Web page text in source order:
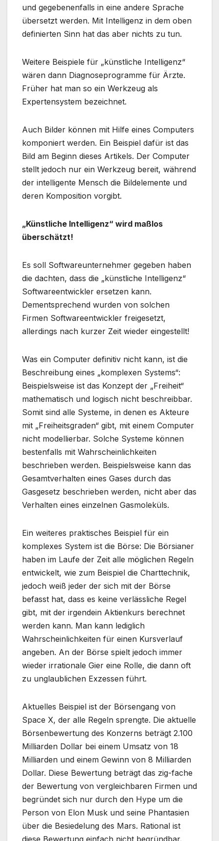
und gegebenenfalls in eine andere Sprache
übersetzt werden. Mit Intelligenz in dem oben
definierten Sinn hat das aber nichts zu tun.
Weitere Beispiele für „künstliche Intelligenz“
wären dann Diagnoseprogramme für Ärzte.
Früher hat man so ein Werkzeug als
Expertensystem bezeichnet.
Auch Bilder können mit Hilfe eines Computers
komponiert werden. Ein Beispiel dafür ist das
Bild am Beginn dieses Artikels. Der Computer
stellt jedoch nur ein Werkzeug bereit, während
der intelligente Mensch die Bildelemente und
deren Komposition vorgibt.
„Künstliche Intelligenz“ wird maßlos
überschätzt!
Es soll Softwareunternehmer gegeben haben
die dachten, dass die „künstliche Intelligenz“
Softwareentwickler ersetzen kann.
Dementsprechend wurden von solchen
Firmen Softwareentwickler freigesetzt,
allerdings nach kurzer Zeit wieder eingestellt!
Was ein Computer definitiv nicht kann, ist die
Beschreibung eines „komplexen Systems“:
Beispielsweise ist das Konzept der „Freiheit“
mathematisch und logisch nicht beschreibbar.
Somit sind alle Systeme, in denen es Akteure
mit „Freiheitsgraden“ gibt, mit einem Computer
nicht modellierbar. Solche Systeme können
bestenfalls mit Wahrscheinlichkeiten
beschrieben werden. Beispielsweise kann das
Gesamtverhalten eines Gases durch das
Gasgesetz beschrieben werden, nicht aber das
Verhalten eines einzelnen Gasmoleküls.
Ein weiteres praktisches Beispiel für ein
komplexes System ist die Börse: Die Börsianer
haben im Laufe der Zeit alle möglichen Regeln
entwickelt, wie zum Beispiel die Charttechnik,
jedoch weiß jeder der sich mit der Börse
befasst hat, dass es keine verlässliche Regel
gibt, mit der irgendein Aktienkurs berechnet
werden kann. Man kann lediglich
Wahrscheinlichkeiten für einen Kursverlauf
angeben. An der Börse spielt jedoch immer
wieder irrationale Gier eine Rolle, die dann oft
zu unglaublichen Exzessen führt.
Aktuelles Beispiel ist der Börsengang von
Space X, der alle Regeln sprengte. Die aktuelle
Börsenbewertung des Konzerns beträgt 2.100
Milliarden Dollar bei einem Umsatz von 18
Milliarden und einem Gewinn von 8 Milliarden
Dollar. Diese Bewertung beträgt das zig-fache
der Bewertung von vergleichbaren Firmen und
begründet sich nur durch den Hype um die
Person von Elon Musk und seine Phantasien
über die Besiedelung des Mars. Rational ist
diese Bewertung einfach nicht begründbar.